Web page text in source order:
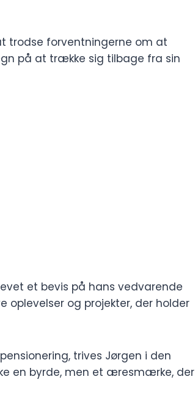
trodse forventningerne om at
på at trække sig tilbage fra sin
et bevis på hans vedvarende
oplevelser og projekter, der holder
trives Jørgen i den
en byrde, men et æresmærke, der